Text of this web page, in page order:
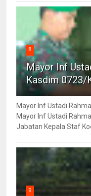
8
Mayor Inf
Kasdim 0723/
Mayor Inf Ustadi
Mayor Inf Ustadi
Jabatan Kepala Staf
9